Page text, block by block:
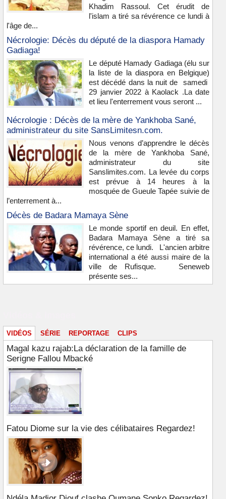
Khadim Rassoul. Cet érudit de
l'islam a tiré sa révérence ce lundi à
l'âge de...
Nécrologie: Décès du député de la diaspora Hamady
Gadiaga!
Le député Hamady Gadiaga (élu sur
la liste de la diaspora en Belgique)
est décédé dans la nuit de samedi
29 janvier 2022 à Kaolack .La date
et lieu l'enterrement vous seront ...
Nécrologie : Décès de la mère de Yankhoba Sané,
administrateur du site SansLimitesn.com.
Nous venons d’apprendre le décès
de la mère de Yankhoba Sané,
administrateur du site
Sanslimites.com. La levée du corps
est prévue à 14 heures à la
mosquée de Gueule Tapée suivie de
l’enterrement à...
Décès de Badara Mamaya Sène
Le monde sportif en deuil. En effet,
Badara Mamaya Sène a tiré sa
révérence, ce lundi. L'ancien arbitre
international a été aussi maire de la
ville de Rufisque. Seneweb
présente ses...
VIDÉOS SÉRIE REPORTAGE CLIPS
Magal kazu rajab:La déclaration de la famille de
Serigne Fallou Mbacké
Fatou Diome sur la vie des célibataires Regardez!